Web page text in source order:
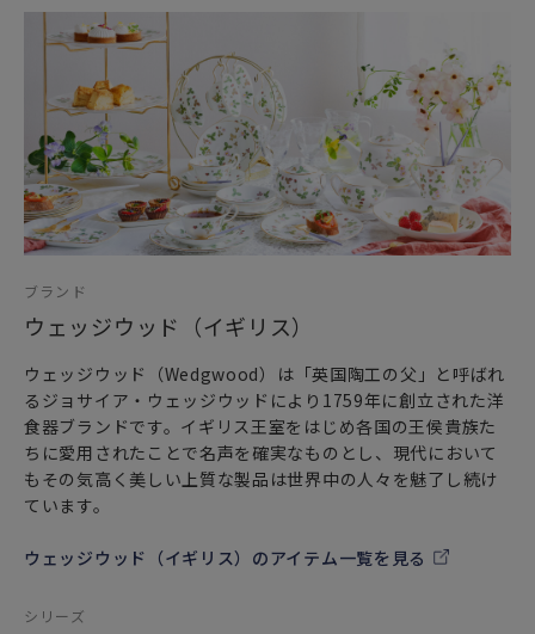
ブランド
ウェッジウッド（イギリス）
ウェッジウッド（Wedgwood）は「英国陶工の父」と呼ばれ
るジョサイア・ウェッジウッドにより1759年に創立された洋
食器ブランドです。イギリス王室をはじめ各国の王侯貴族た
ちに愛用されたことで名声を確実なものとし、現代において
もその気高く美しい上質な製品は世界中の人々を魅了し続け
ています。
ウェッジウッド（イギリス）のアイテム一覧を見る
シリーズ